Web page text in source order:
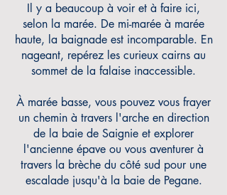
Il y a beaucoup à voir et à faire ici,
selon la marée. De mi-marée à marée
haute, la baignade est incomparable. En
nageant, repérez les curieux cairns au
sommet de la falaise inaccessible.
À marée basse, vous pouvez vous frayer
un chemin à travers l'arche en direction
de la baie de Saignie et explorer
l'ancienne épave ou vous aventurer à
travers la brèche du côté sud pour une
escalade jusqu'à la baie de Pegane.